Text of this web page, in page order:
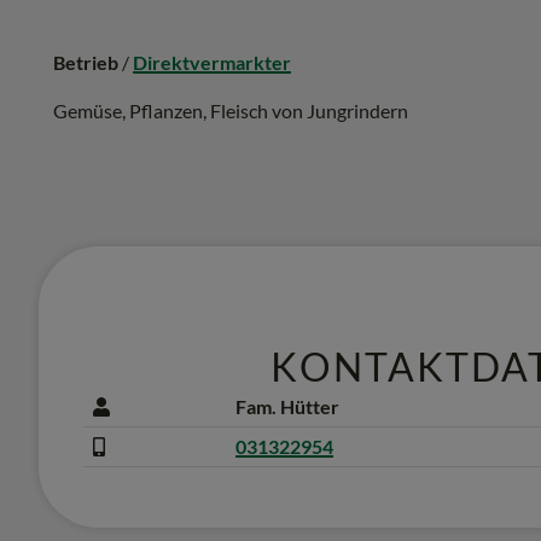
Betrieb / Direktvermarkter
Gemüse, Pflanzen, Fleisch von Jungrindern
Fam. Hütter
031322954